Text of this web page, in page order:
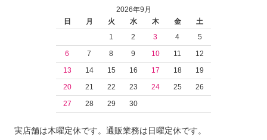
2026年9月
日
月 火 水 木 金
土
1
2 3 4
5
6
7 8 9 10 11
12
13
14 15 16 17 18
19
20
21 22 23 24 25
26
27
28 29 30
実店舗は木曜定休です。通販業務は日曜定休です。